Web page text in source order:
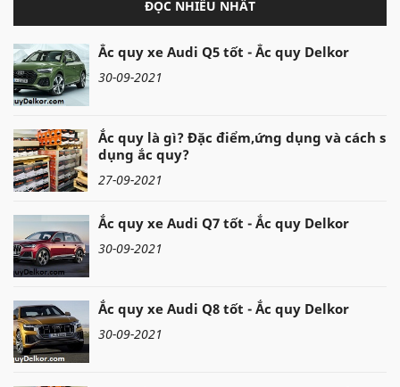
ĐỌC NHIỀU NHẤT
Ắc quy xe Audi Q5 tốt - Ắc quy Delkor
30-09-2021
Ắc quy là gì? Đặc điểm,ứng dụng và cách sử
dụng ắc quy?
27-09-2021
Ắc quy xe Audi Q7 tốt - Ắc quy Delkor
30-09-2021
Ắc quy xe Audi Q8 tốt - Ắc quy Delkor
30-09-2021